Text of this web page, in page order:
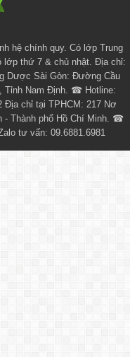
hệ chính quy. Có lớp Trung
lớp thứ 7 & chủ nhật. Địa chỉ:
Dược Sài Gòn: Đường Cầu
Tỉnh Nam Định. ☎ Hotline:
Địa chỉ tại TPHCM: 217 Nơ
- Thành phố Hồ Chí Minh. ☎
tư vấn: 09.6881.6981